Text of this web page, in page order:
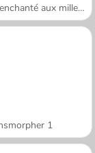
Le château enchanté aux mille couleurs
1